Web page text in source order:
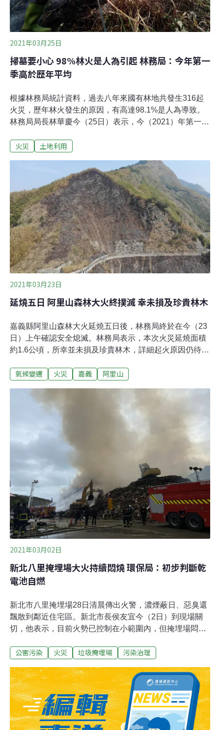
2021年03月25日
掃墓要小心 98%林火是人為引起 林務局：今年第一
季高於歷年平均
根據林務局統計資料，過去八年來國有林地共發生316起
火災，歷年林火發生的原因，有高達98.1%是人為導致。
林務局局長林華慶今（25日）表示，今（2021）年第一季
灣遭逢56年來最大乾旱使地表植被異常乾燥，及武漢肺炎
意外火災事件。清明節即將到來，林務局呼籲民眾於淺
山、丘陵的墓地時應多加注意，不可亂丟菸蒂或遺留火
源，共同來守護山林。今年第一季林火件數高於歷年 全由
人為引發農委會林務局今日首度公布過去八年來的國有林
地火災（簡稱林火）統計，2013～2020年間，由林務局管
轄的162萬公頃國有林地中，共發生316起火災，其中在雨
量偏少、林地環境乾燥的3～4月份即有125起，佔
39.55％。林火件數最多的三個縣市，分別是台中市、南投
縣及高雄市，其中高風險區域包含台中清水、龍井及梨山
地區；南投
火災 土地利用
2021年03月23日
延燒五日 阿里山森林大火終撲滅 幸未損及珍貴林木
嘉義縣阿里山森林大火延燒五日後，林務局終於在今（23
日）上午確認安全熄滅。林務局表示，本次火災延燒面積
約1.6公頃，所幸並未損及珍貴林木，詳細起火原因仍待調
用火、不要亂丟菸蒂，以免引發森林火災。阿里山森林大
阿里山公路69公里處邊坡下方林班地發生火災，林務局嘉
義林區管理處接獲通報後第一時間立即動員，於半小時內
抵達火場。由於公路邊坡地勢陡峭，最陡處坡度高達80度
近乎垂直峭壁，人員不易接近火點，嘉義林管處隨即請求
嘉義縣消防局、內政部空勤總隊及陸軍航空特戰指揮部聯
合動員救災。林務局表示，火災發生在嘉義林區管理處轄
管大埔事業區第228、229林班，地形陡峭、土壤淺薄，火
災區域植被以芒草等草本植物及竹類為主，另有少數枯立
倒木，在林火學上屬輕質燃料類型，導致火勢迅速蔓延。
林務局表示，起火地點屬
氣候變遷 火災 嘉義 阿里山
2021年03月02日
新北八里掩埋場大火持續悶燒 環保局：初步判斷乾
電池自燃
新北市八里掩埋場28日清晨傳出火警，濃煙蔽日、惡臭還
飄散到鄰近住宅區。新北市長侯友宜今（2日）到現場關
切，他表示，目前火勢已控制在小範圍內，但掩埋場悶燒
月至今四個月，全台各地陸續傳出10起垃圾掩埋場火燒事
廢棄物處理不順暢，必須從垃圾分流、分區堆置、源頭減
量著手改善。環保署環境督察總隊簡任技正蔡蓬培則表
示，地方政府應落實垃圾掩埋場管理，環保署也會加強監
督，並給予必要的經費補助。八里掩埋場悶燒三天未完全
熄滅 疑似乾電池自燃 新北市八里掩埋場28日清晨7時許傳
公害污染 火災 垃圾掩埋場 污染治理